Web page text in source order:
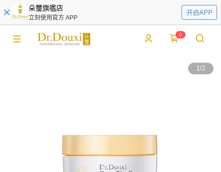
朵璽旗艦店
立刻使用官方 APP
开启APP
0
1/2